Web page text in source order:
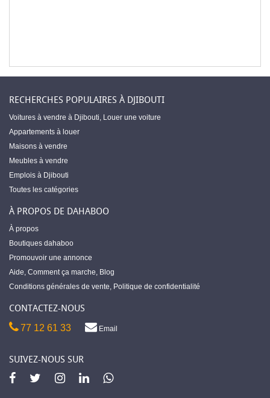
RECHERCHES POPULAIRES À DJIBOUTI
Voitures à vendre à Djibouti, Louer une voiture
Appartements à louer
Maisons à vendre
Meubles à vendre
Emplois à Djibouti
Toutes les catégories
À PROPOS DE DAHABOO
À propos
Boutiques dahaboo
Promouvoir une annonce
Aide, Comment ça marche, Blog
Conditions générales de vente, Politique de confidentialité
CONTACTEZ-NOUS
77 12 61 33 Email
SUIVEZ-NOUS SUR